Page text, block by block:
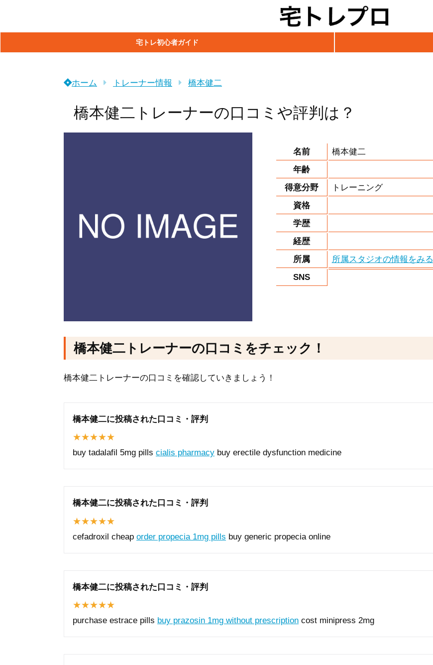
宅トレ初心者ガイド
ホーム トレーナー情報 橋本健二
橋本健二トレーナーの口コミや評判は？
名前
橋本健二
年齢
得意分野
トレーニング
資格
学歴
経歴
所属
所属スタジオの情報をみる
SNS
橋本健二トレーナーの口コミをチェック！
橋本健二トレーナーの口コミを確認していきましょう！
橋本健二に投稿された口コミ・評判
buy tadalafil 5mg pills cialis pharmacy buy erectile dysfunction medicine
橋本健二に投稿された口コミ・評判
cefadroxil cheap order propecia 1mg pills buy generic propecia online
橋本健二に投稿された口コミ・評判
purchase estrace pills buy prazosin 1mg without prescription cost minipress 2mg